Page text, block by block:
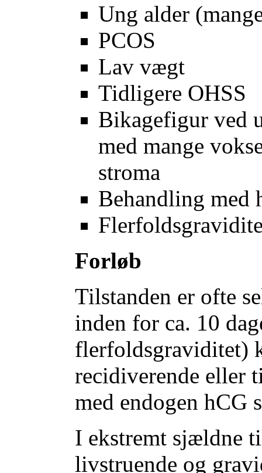
Ung alder
PCOS
Lav vægt
Tidligere OHSS
Bikagefigur ved
med mange
stroma
Behandling med
Forløb
Tilstanden er ofte
inden for ca. 10
flerfoldsgraviditet)
recidiverende eller
med endogen hCG
I ekstremt sjældne
livstruende og